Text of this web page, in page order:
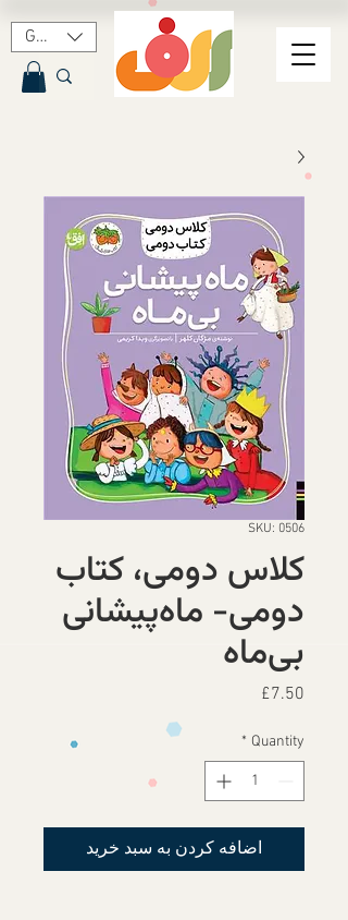
GBP (£)
SKU: 0506
کلاس دومی، کتاب
دومی- ماه‌پیشانی
بی‌ماه
£7.50
Quantity
*
اضافه کردن به سبد خرید